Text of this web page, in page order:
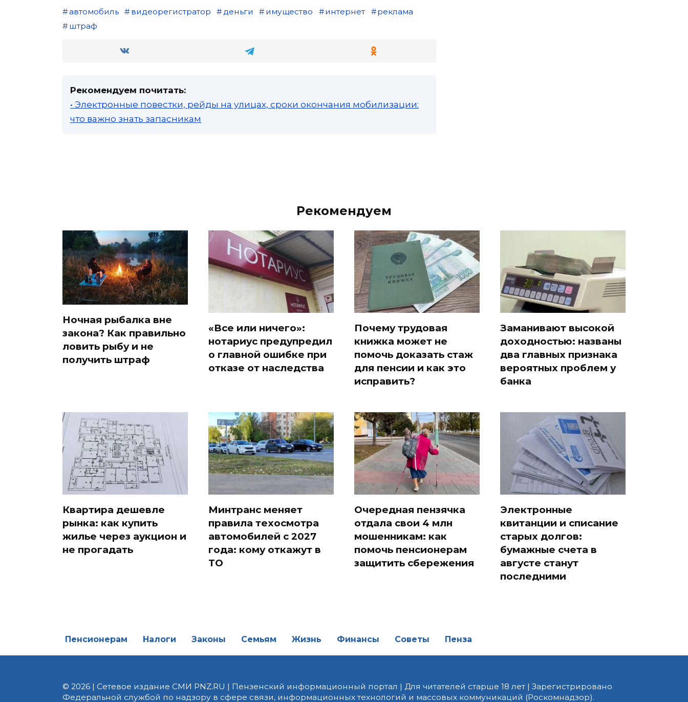
автомобиль видеорегистратор деньги имущество интернет
реклама
штраф
Рекомендуем почитать:
• Электронные повестки, рейды на улицах, сроки окончания мобилизации:
что важно знать запасникам
Рекомендуем
Ночная рыбалка вне
закона? Как правильно
ловить рыбу и не
получить штраф
«Все или ничего»:
нотариус предупредил
о главной ошибке при
отказе от наследства
Почему трудовая
книжка может не
помочь доказать стаж
для пенсии и как это
исправить?
Заманивают высокой
доходностью: названы
два главных признака
вероятных проблем у
банка
Квартира дешевле
рынка: как купить
жилье через аукцион и
не прогадать
Минтранс меняет
правила техосмотра
автомобилей с 2027
года: кому откажут в
ТО
Очередная пензячка
отдала свои 4 млн
мошенникам: как
помочь пенсионерам
защитить сбережения
Электронные
квитанции и списание
старых долгов:
бумажные счета в
августе станут
последними
Пенсионерам Налоги Законы Семьям Жизнь Финансы Советы Пенза
© 2026 | Сетевое издание СМИ PNZ.RU | Пензенский информационный портал | Для читателей старше 18 лет | Зарегистрировано
Федеральной службой по надзору в сфере связи, информационных технологий и массовых коммуникаций (Роскомнадзор).